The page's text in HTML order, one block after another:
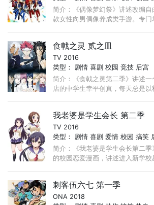
简介：《偶像梦幻祭》讲述改编
款女性向男偶像养成类手游。专门
食戟之灵 贰之皿
TV 2016
类型： 剧情 喜剧 校园 竞技 后宫
简介：《食戟之灵第二季》讲述
店的中学生幸平创真，每天总是以
我老婆是学生会长 第二季
TV 2016
类型： 剧情 喜剧 爱情 校园 搞笑
简介：《我老婆是学生会长第二
的校园恋爱漫画，讲述进入新学校
刺客伍六七 第一季
ONA 2018